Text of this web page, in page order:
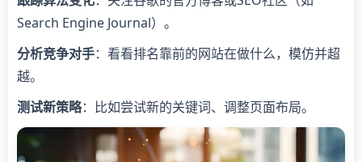
Search Engine Journal）。
分析竞争对手：看看排名靠前的网站在做什么，模仿并超
越。
测试新策略：比如尝试新的关键词、调整页面布局。